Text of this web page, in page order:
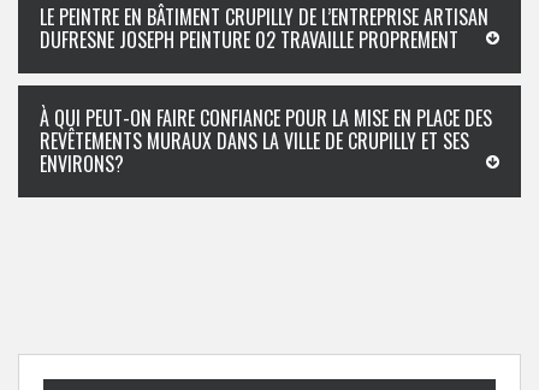
LE PEINTRE EN BÂTIMENT CRUPILLY DE L’ENTREPRISE ARTISAN
DUFRESNE JOSEPH PEINTURE 02 TRAVAILLE PROPREMENT
À QUI PEUT-ON FAIRE CONFIANCE POUR LA MISE EN PLACE DES
REVÊTEMENTS MURAUX DANS LA VILLE DE CRUPILLY ET SES
ENVIRONS?